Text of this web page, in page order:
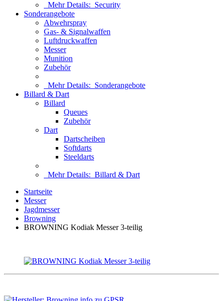
Mehr Details: Security
Sonderangebote
Abwehrspray
Gas- & Signalwaffen
Luftdruckwaffen
Messer
Munition
Zubehör
Mehr Details: Sonderangebote
Billard & Dart
Billard
Queues
Zubehör
Dart
Dartscheiben
Softdarts
Steeldarts
Mehr Details: Billard & Dart
Startseite
Messer
Jagdmesser
Browning
BROWNING Kodiak Messer 3-teilig